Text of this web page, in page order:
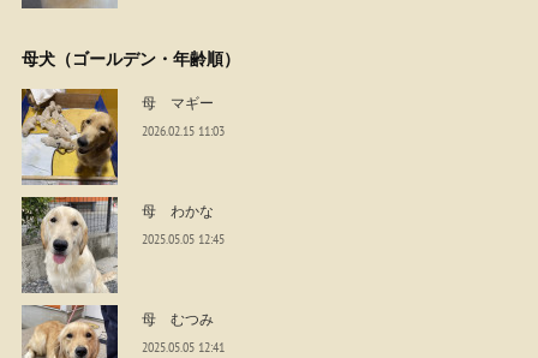
母犬（ゴールデン・年齢順）
母 マギー
2026.02.15 11:03
母 わかな
2025.05.05 12:45
母 むつみ
2025.05.05 12:41